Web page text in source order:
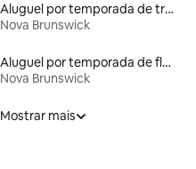
Aluguel por temporada de trailers
Nova Brunswick
Aluguel por temporada de flats
Nova Brunswick
Mostrar mais